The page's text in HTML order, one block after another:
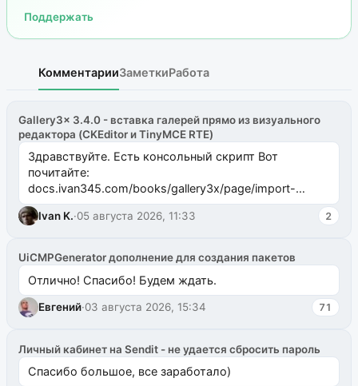
Поддержать
КомментарииЗаметкиРабота
Gallery3x 3.4.0 - вставка галерей прямо из визуального
редактора (CKEditor и TinyMCE RTE)
Здравствуйте. Есть консольный скрипт Вот
почитайте:
docs.ivan345.com/books/gallery3x/page/import-
ms2galleryphp
Ivan K.·05 августа 2026, 11:33 2
UiCMPGenerator дополнение для создания пакетов
Отлично! Спасибо! Будем ждать.
Евгений·03 августа 2026, 15:34 71
Личный кабинет на Sendit - не удается сбросить пароль
Спасибо большое, все заработало)